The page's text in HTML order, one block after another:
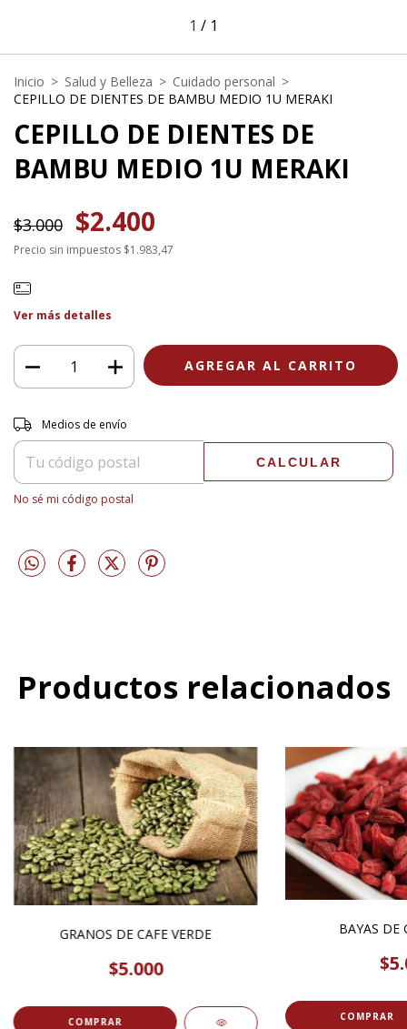
1 / 1
Inicio > Salud y Belleza > Cuidado personal >
CEPILLO DE DIENTES DE BAMBU MEDIO 1U MERAKI
CEPILLO DE DIENTES DE
BAMBU MEDIO 1U MERAKI
$3.000 $2.400
Precio sin impuestos $1.983,47
Ver más detalles
Entregas para el CP:
Medios de envío
CALCULAR
No sé mi código postal
Productos relacionados
GRANOS DE CAFE VERDE
$5.000
COMPRAR
BAYAS DE
COMPRAR